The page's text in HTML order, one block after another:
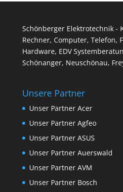
Schönberger Elektrotechnik -
Rechner, Computer, Telefon,
Hardware, EDV
Schönanger, Neuschönau,
Unsere Partner
Unser Partner Acer
Unser Partner Agfeo
Unser Partner ASUS
Unser Partner Auerswald
Unser Partner AVM
Unser Partner Bosch